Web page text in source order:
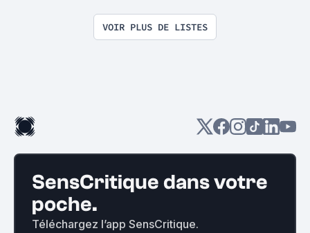
VOIR PLUS DE LISTES
SensCritique dans votre
poche.
Téléchargez l’app SensCritique.